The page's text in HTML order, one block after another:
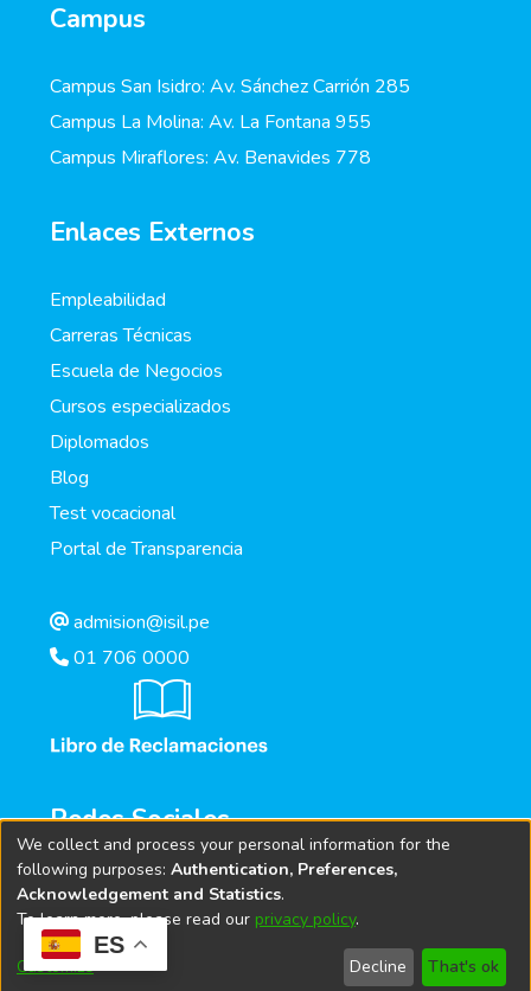
ES
Campus
Campus San Isidro: Av. Sánchez Carrión 285
Campus La Molina: Av. La Fontana 955
Campus Miraflores: Av. Benavides 778
Enlaces Externos
Empleabilidad
Carreras Técnicas
Escuela de Negocios
Cursos especializados
Diplomados
Blog
Test vocacional
Portal de Transparencia
admision@isil.pe
01 706 0000
Redes Sociales
We collect and process your personal information for the
following purposes: Authentication, Preferences,
Acknowledgement and Statistics.
To learn more, please read our privacy policy.
Customize Decline That's ok